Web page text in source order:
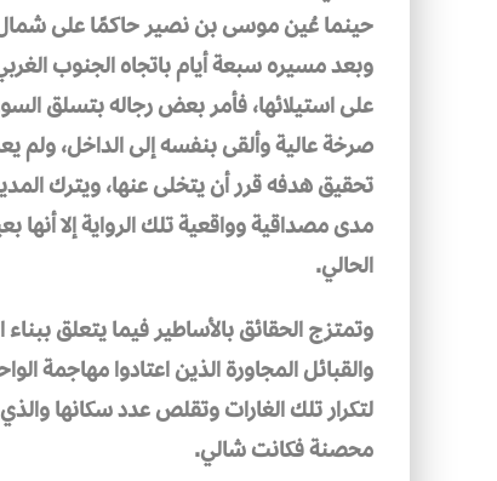
حينما عُين موسى بن نصير حاكمًا على شمال
وبعد مسيره سبعة أيام باتجاه الجنوب
على استيلائها، فأمر بعض رجاله بتسلق
صرخة عالية وألقى بنفسه إلى الداخل،
مدى مصداقية وواقعية تلك الرواية إلا
الحالي.
وتمتزج الحقائق بالأساطير فيما يتعلق
والقبائل المجاورة الذين اعتادوا مهاجمة
لتكرار تلك الغارات وتقلص عدد سكانها
محصنة فكانت شالي.